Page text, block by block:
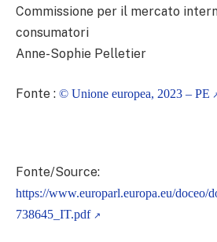
Commissione per il mercato
consumatori
Anne-Sophie Pelletier
Fonte : © Unione europea, 2023 – PE
Fonte/Source:
https://www.europarl.europa.eu/
738645_IT.pdf